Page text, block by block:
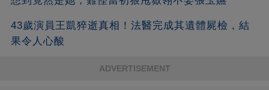
43歲演員王凱猝逝真相！法醫完成其遺體屍檢，結
果令人心酸
ADVERTISEMENT